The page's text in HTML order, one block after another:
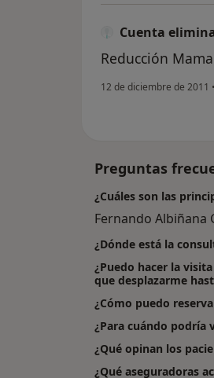
Cuenta
Reducción
12 de diciembre de 2011 •
Preguntas
¿Cuáles son las
Fernando Albiñana
¿Dónde está la
¿Puedo hacer la
que desplazarme
¿Cómo puedo
¿Para cuándo podría
¿Qué opinan los
¿Qué aseguradoras